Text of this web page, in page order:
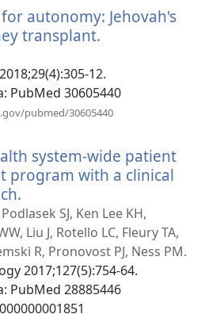
окне)
autonomy: Jehovah's
transplant.
новом
окне)
12.
‎: PubMed 30605440
pubmed/30605440
окне)
system-wide patient
program with a clinical
в
новом
окне)
SJ, Ken Lee KH,
Liu J, Rotello LC, Fleury TA,
R, Pronovost PJ, Ness PM.
2017;127(5):754-64.
‎: PubMed 28885446